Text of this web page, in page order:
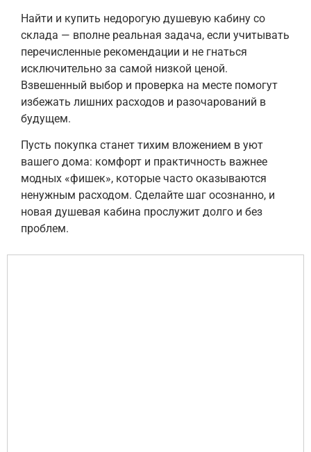
Найти и купить недорогую душевую кабину со
склада — вполне реальная задача, если учитывать
перечисленные рекомендации и не гнаться
исключительно за самой низкой ценой.
Взвешенный выбор и проверка на месте помогут
избежать лишних расходов и разочарований в
будущем.
Пусть покупка станет тихим вложением в уют
вашего дома: комфорт и практичность важнее
модных «фишек», которые часто оказываются
ненужным расходом. Сделайте шаг осознанно, и
новая душевая кабина прослужит долго и без
проблем.